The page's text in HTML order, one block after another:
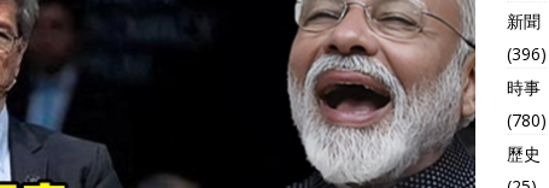
新聞
(396)
時事
(780)
歷史